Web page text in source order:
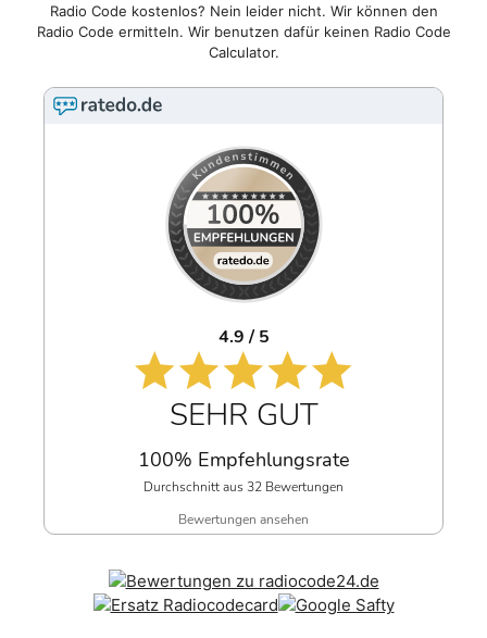
Radio Code kostenlos? Nein leider nicht. Wir können den
Radio Code ermitteln. Wir benutzen dafür keinen Radio Code
Calculator.
4.9 / 5
SEHR GUT
100% Empfehlungsrate
Durchschnitt aus 32 Bewertungen
Bewertungen ansehen